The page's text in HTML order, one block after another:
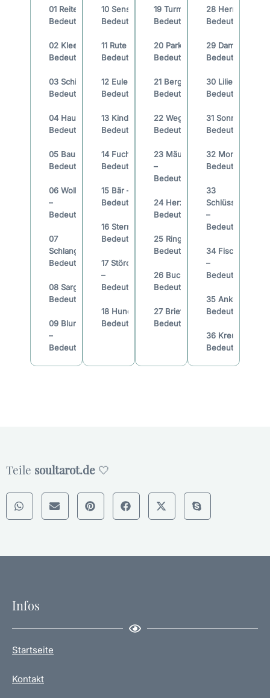
01 Reiter –
Bedeutung
02 Klee –
Bedeutung
03 Schiff –
Bedeutung
04 Haus –
Bedeutung
05 Baum –
Bedeutung
06 Wolken
–
Bedeutung
07
Schlange –
Bedeutung
08 Sarg –
Bedeutung
09 Blumen
–
Bedeutung
10 Sense –
Bedeutung
11 Rute –
Bedeutung
12 Eulen –
Bedeutung
13 Kind –
Bedeutung
14 Fuchs –
Bedeutung
15 Bär –
Bedeutung
16 Sterne –
Bedeutung
17 Störche
–
Bedeutung
18 Hund –
Bedeutung
19 Turm –
Bedeutung
20 Park –
Bedeutung
21 Berg –
Bedeutung
22 Weg –
Bedeutung
23 Mäuse
–
Bedeutung
24 Herz –
Bedeutung
25 Ring –
Bedeutung
26 Buch –
Bedeutung
27 Brief –
Bedeutung
28 Herr –
Bedeutung
29 Dame –
Bedeutung
30 Lilie –
Bedeutung
31 Sonne –
Bedeutung
32 Mond –
Bedeutung
33
Schlüssel
–
Bedeutung
34 Fische
–
Bedeutung
35 Anker –
Bedeutung
36 Kreuz –
Bedeutung
Teile soultarot.de 🤍
Infos
Startseite
Kontakt